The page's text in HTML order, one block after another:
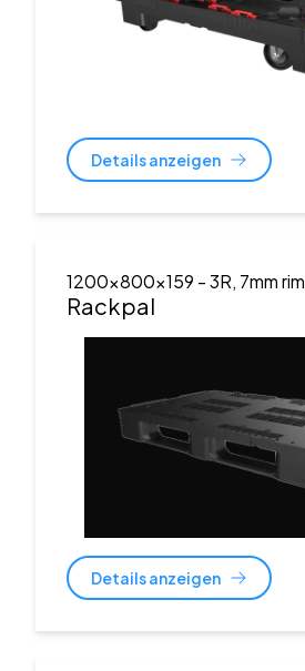
Details anzeigen
1200x800x159 - 3R, 7mm rim
Rackpal
Details anzeigen